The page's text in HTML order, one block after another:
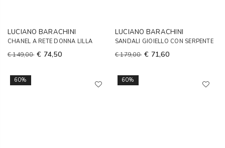
LUCIANO BARACHINI
CHANEL A RETE DONNA LILLA
€ 149,00 € 74,50
LUCIANO BARACHINI
SANDALI GIOIELLO CON SERPENTE
€ 179,00 € 71,60
60% 60%